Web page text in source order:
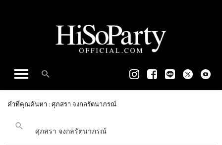
คำที่คุณค้นหา : ศุภสรา จงกลรัตนาภรณ์